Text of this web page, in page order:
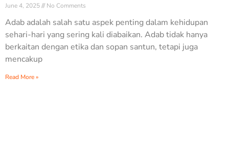
June 4, 2025 No Comments
Adab adalah salah satu aspek penting dalam kehidupan
sehari-hari yang sering kali diabaikan. Adab tidak hanya
berkaitan dengan etika dan sopan santun, tetapi juga
mencakup
Read More »